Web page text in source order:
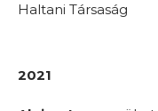
Haltani Társaság
2021